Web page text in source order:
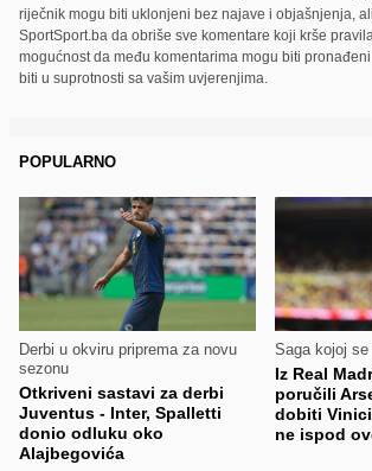
riječnik mogu biti uklonjeni bez najave i objašnjenja,
SportSport.ba da obriše sve komentare koji krše
mogućnost da među komentarima mogu biti
biti u suprotnosti sa vašim uvjerenjima.
POPULARNO
Derbi u okviru priprema za novu
sezonu
Otkriveni sastavi za derbi
Juventus - Inter, Spalletti
donio odluku oko
Alajbegovića
Saga kojoj
Iz Real
poručili
dobiti
ne ispod